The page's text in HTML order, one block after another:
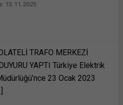
13.11.2025
TRAFO MERKEZİ
YAPTI Türkiye Elektrik
23 Ocak 2023